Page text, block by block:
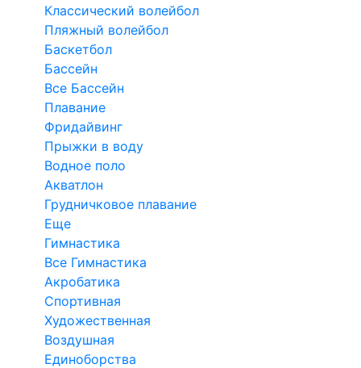
Классический волейбол
Пляжный волейбол
Баскетбол
Бассейн
Все Бассейн
Плавание
Фридайвинг
Прыжки в воду
Водное поло
Акватлон
Грудничковое плавание
Еще
Гимнастика
Все Гимнастика
Акробатика
Спортивная
Художественная
Воздушная
Единоборства